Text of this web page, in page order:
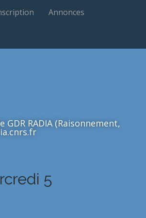
Annonces
RADIA (Raisonnement,
5